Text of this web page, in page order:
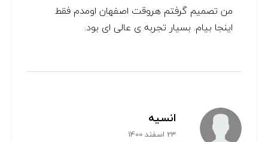
من تصمیم گرفتم هروقت اصفهان اومدم فقط
اینجا بیام. بسیار تجربه ی عالی ای بود.
انسیه
23 اسفند 1400